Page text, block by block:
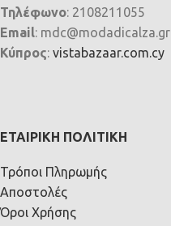
Τηλέφωνο: 2108211055
Email: mdc@modadicalza.gr
Κύπρος: vistabazaar.com.cy
ΕΤΑΙΡΙΚΉ ΠΟΛΙΤΙΚΉ
Τρόποι Πληρωμής
Αποστολές
Όροι Χρήσης